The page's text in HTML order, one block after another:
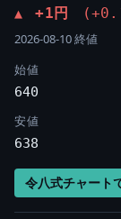
▲ +1円
2026-08-10 終値
始値
640
安値
638
令八式チャート